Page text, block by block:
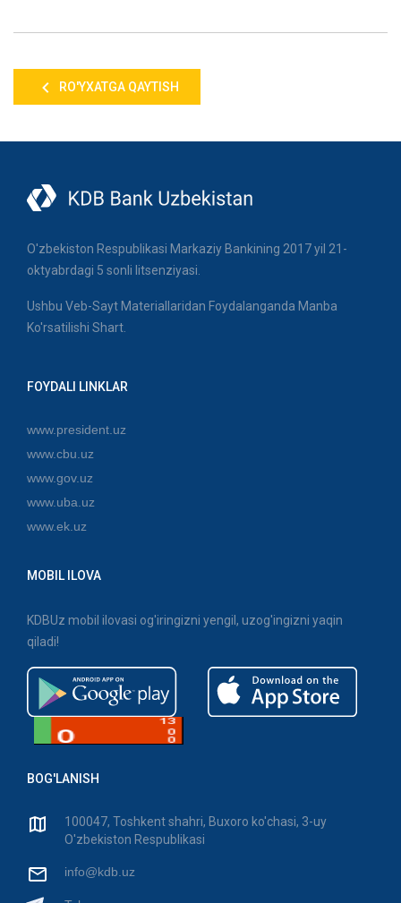
RO'YXATGA QAYTISH
O'zbekiston Respublikasi Markaziy Bankining 2017 yil 21-
oktyabrdagi 5 sonli litsenziyasi.
Ushbu Veb-Sayt Materiallaridan Foydalanganda Manba
Ko'rsatilishi Shart.
FOYDALI LINKLAR
www.president.uz
www.cbu.uz
www.gov.uz
www.uba.uz
www.ek.uz
MOBIL ILOVA
KDBUz mobil ilovasi og'iringizni yengil, uzog'ingizni yaqin
qiladi!
BOG'LANISH
100047, Toshkent shahri, Buxoro ko'chasi, 3-uy
O'zbekiston Respublikasi
info@kdb.uz